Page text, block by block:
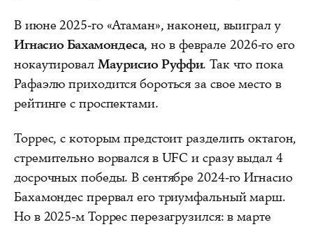
В июне 2025-го «Атаман», наконец, выиграл у
Игнасио Бахамондеса, но в феврале 2026-го его
нокаутировал Маурисио Руффи. Так что пока
Рафаэлю приходится бороться за свое место в
рейтинге с проспектами.
Торрес, с которым предстоит разделить октагон,
стремительно ворвался в UFC и сразу выдал 4
досрочных победы. В сентябре 2024-го Игнасио
Бахамондес прервал его триумфальный марш.
Но в 2025-м Торрес перезагрузился: в марте